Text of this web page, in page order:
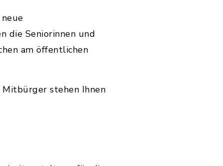
die Seniorinnen und
am öffentlichen
stehen Ihnen